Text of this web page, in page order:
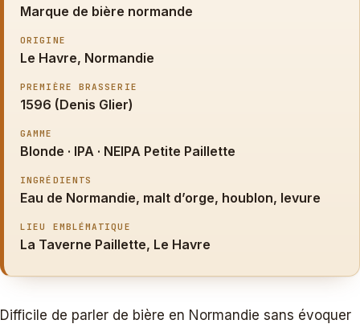
Marque de bière normande
ORIGINE
Le Havre, Normandie
PREMIÈRE BRASSERIE
1596 (Denis Glier)
GAMME
Blonde · IPA · NEIPA Petite Paillette
INGRÉDIENTS
Eau de Normandie, malt d’orge, houblon, levure
LIEU EMBLÉMATIQUE
La Taverne Paillette, Le Havre
Difficile de parler de bière en Normandie sans évoquer